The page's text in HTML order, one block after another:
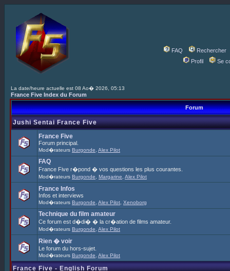
FAQ
Rechercher
Profil
Se
La date/heure actuelle est 08 Ao� 2026, 05:13
France Five Index du Forum
Forum
Jushi Sentai France Five
France Five
Forum principal.
Mod�rateurs Burgonde Alex Pilot
FAQ
France Five r�pond � vos questions les plus courantes.
Mod�rateurs Burgonde Margarine Alex Pilot
France Infos
Infos et interviews
Mod�rateurs Burgonde Alex Pilot Xenoborg
Technique du film amateur
Ce forum est d�di� � la cr�ation de films amateur.
Mod�rateurs Burgonde Alex Pilot
Rien � voir
Le forum du hors-sujet.
Mod�rateurs Burgonde Alex Pilot
France Five - English Forum